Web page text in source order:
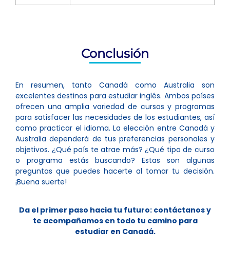
Conclusión
En resumen, tanto Canadá como Australia son
excelentes destinos para estudiar inglés. Ambos países
ofrecen una amplia variedad de cursos y programas
para satisfacer las necesidades de los estudiantes, así
como practicar el idioma. La elección entre Canadá y
Australia dependerá de tus preferencias personales y
objetivos. ¿Qué país te atrae más? ¿Qué tipo de curso
o programa estás buscando? Estas son algunas
preguntas que puedes hacerte al tomar tu decisión.
¡Buena suerte!
Da el primer paso hacia tu futuro: contáctanos y
te acompañamos en todo tu camino para
estudiar en Canadá.